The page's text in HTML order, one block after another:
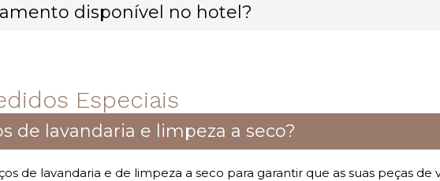
disponível no hotel?
Especiais
de lavandaria e limpeza a seco?
de lavandaria e de limpeza a seco para garantir que as suas peças de